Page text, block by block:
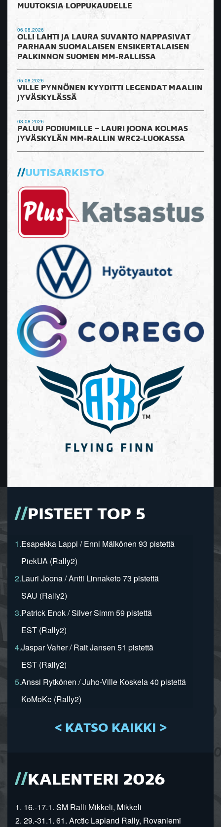
MUUTOKSIA LOPPUKAUDELLE
06.08.2026
OLLI LAHTI JA LAURA SUVANTO NAPPASIVAT
PARHAAN SUOMALAISEN ENSIKERTALAISEN
PALKINNON SUOMEN MM-RALLISSA
05.08.2026
VILLE PYNNÖNEN KYYDITTI LEGENDAT MAALIIN
JYVÄSKYLÄSSÄ
03.08.2026
PALUU PODIUMILLE – LAURI JOONA KOLMAS
JYVÄSKYLÄN MM-RALLIN WRC2-LUOKASSA
UUTISARKISTO
PISTEET TOP 5
1.Esapekka Lappi / Enni Mälkönen 93 pistettä
PiekUA (Rally2)
2.Lauri Joona / Antti Linnaketo 73 pistettä
SAU (Rally2)
3.Patrick Enok / Silver Simm 59 pistettä
EST (Rally2)
4.Jaspar Vaher / Rait Jansen 51 pistettä
EST (Rally2)
5.Anssi Rytkönen / Juho-Ville Koskela 40 pistettä
KoMoKe (Rally2)
< KATSO KAIKKI >
KALENTERI 2026
1. 16.-17.1. SM Ralli Mikkeli, Mikkeli
2. 29.-31.1. 61. Arctic Lapland Rally, Rovaniemi